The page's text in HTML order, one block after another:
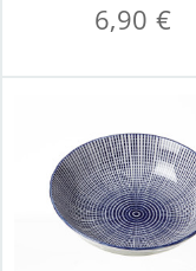
6,90 €